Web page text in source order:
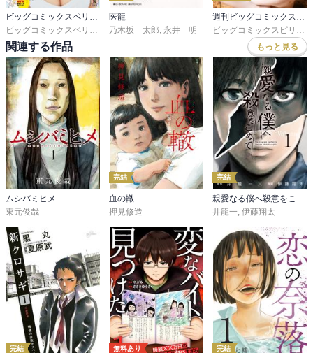
医龍
乃木坂 太郎 永井 明
関連する作品 もっと見る
ムシバミヒメ
東元俊哉
完結
血の轍
押見修造
完結
親愛なる僕へ殺意をこめて
井龍一, 伊藤翔太
完結 無料あり 完結